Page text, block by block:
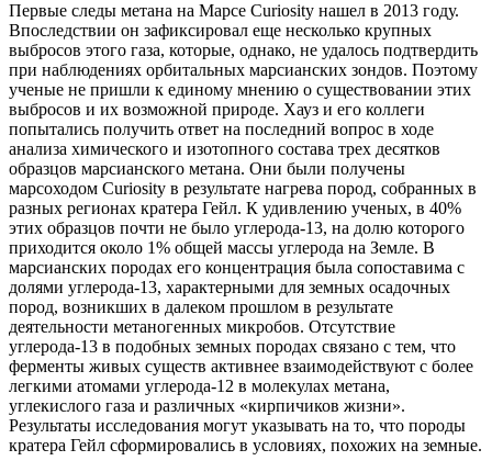
Первые следы метана на Марсе Curiosity нашел в 2013 году.
Впоследствии он зафиксировал еще несколько крупных
выбросов этого газа, которые, однако, не удалось подтвердить
при наблюдениях орбитальных марсианских зондов. Поэтому
ученые не пришли к единому мнению о существовании этих
выбросов и их возможной природе. Хауз и его коллеги
попытались получить ответ на последний вопрос в ходе
анализа химического и изотопного состава трех десятков
образцов марсианского метана. Они были получены
марсоходом Curiosity в результате нагрева пород, собранных в
разных регионах кратера Гейл. К удивлению ученых, в 40%
этих образцов почти не было углерода-13, на долю которого
приходится около 1% общей массы углерода на Земле. В
марсианских породах его концентрация была сопоставима с
долями углерода-13, характерными для земных осадочных
пород, возникших в далеком прошлом в результате
деятельности метаногенных микробов. Отсутствие
углерода-13 в подобных земных породах связано с тем, что
ферменты живых существ активнее взаимодействуют с более
легкими атомами углерода-12 в молекулах метана,
углекислого газа и различных «кирпичиков жизни».
Результаты исследования могут указывать на то, что породы
кратера Гейл сформировались в условиях, похожих на земные.